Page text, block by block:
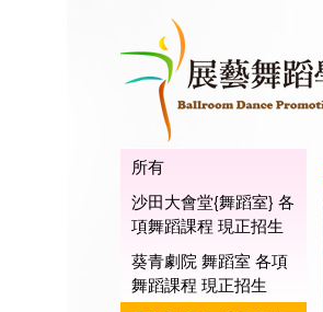
所有
沙田大會堂{舞蹈室} 各
項舞蹈課程 現正招生
葵青劇院 舞蹈室 各項
舞蹈課程 現正招生